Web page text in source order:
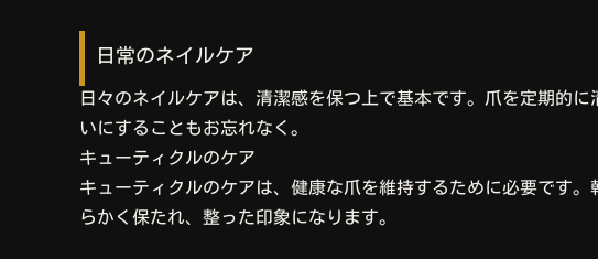
日常のネイルケア
日々のネイルケアは、清潔感を保つ上で基本です。爪を定期的
いにすることもお忘れなく。
キューティクルのケア
キューティクルのケアは、健康な爪を維持するために必要です
らかく保たれ、整った印象になります。